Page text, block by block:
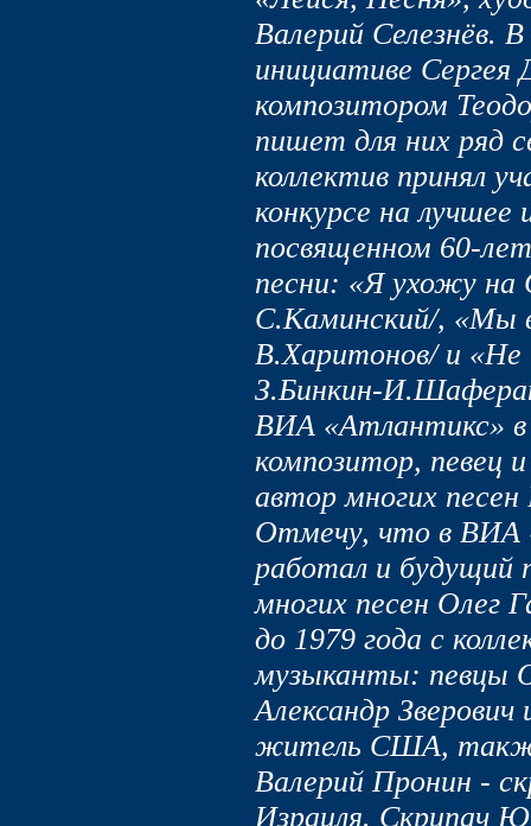
Валерий Селезнёв.
инициативе Сергея
композитором
пишет для них ряд
коллектив принял
конкурсе на лучшее
посвященном 60-
песни: «Я ухожу на
С.Каминский/, «Мы
В.Харитонов/ и «Не
З.Бинкин-
ВИА «Атлантикс» в
композитор, певец
автор многих
Отмечу, что в ВИА
работал и будущий
многих песен Олег
до 1979 года с
музыканты: певцы
Александр
житель США,
Валерий Пронин -
Израиля. Скрипач